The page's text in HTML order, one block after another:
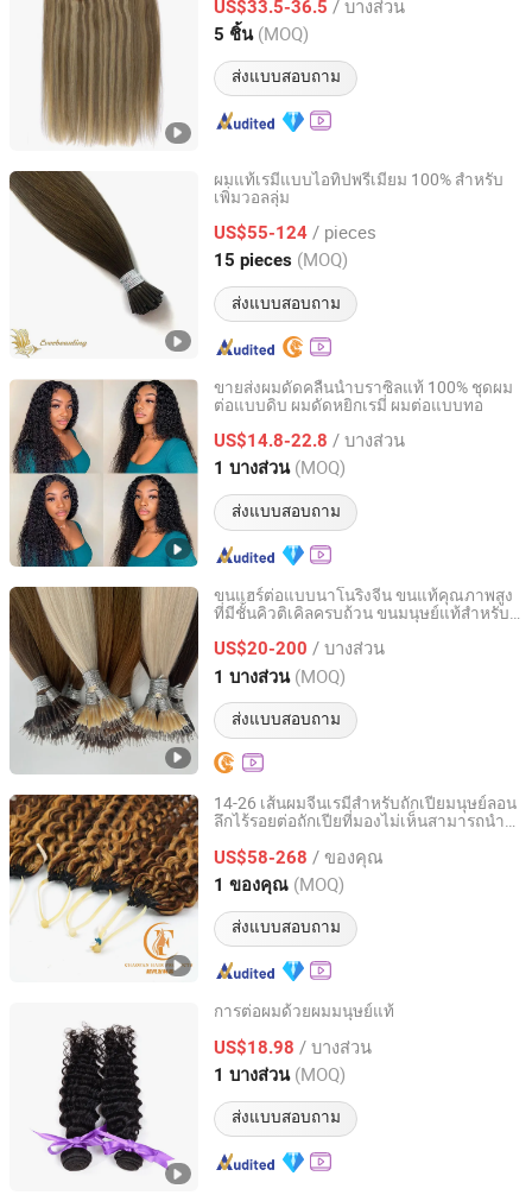
US$33.5-36.5 / บางส่วน
5 ชิ้น (MOQ)
ส่งแบบสอบถาม
Henan, China อัตราจาก 2004
ผมแท้เรมี่แบบไอทิปพรีเมียม 100% สำหรับ
เพิ่มวอลลุ่ม
US$55-124 / pieces
15 pieces (MOQ)
ส่งแบบสอบถาม
Qingdao Everbeauting Crafts Co., Ltd
Shandong, China อัตราจาก 2023
ขายส่งผมดัดคลื่นน้ำบราซิลแท้ 100% ชุดผม
ต่อแบบดิบ ผมดัดหยิกเรมี่ ผมต่อแบบทอ
US$14.8-22.8 / บางส่วน
1 บางส่วน (MOQ)
ส่งแบบสอบถาม
Henan Rebecca Hair Products Co.,Ltd
Henan, China อัตราจาก 2024
ขนแฮร์ต่อแบบนาโนริงจีน ขนแท้คุณภาพสูง
ที่มีชั้นคิวติเคิลครบถ้วน ขนมนุษย์แท้สำหรับ
US$20-200 / บางส่วน
1 บางส่วน (MOQ)
ส่งแบบสอบถาม
Guangzhou Beimeijia Trading Co., Ltd.
Guangdong, China อัตราจาก 2023
14-26 เส้นผมจีนเรมี่สำหรับถักเปียมนุษย์ลอน
ลึกไร้รอยต่อถักเปียที่มองไม่เห็นสามารถนำ
US$58-268 / ของคุณ
1 ของคุณ (MOQ)
ส่งแบบสอบถาม
Juancheng County Chaofan Hair Products Co., Ltd.
Shandong, China อัตราจาก 2026
การต่อผมด้วยผมมนุษย์แท้
US$18.98 / บางส่วน
1 บางส่วน (MOQ)
ส่งแบบสอบถาม
Xuchang BeautyHair Fashion Co., Ltd.
Henan, China อัตราจาก 2004